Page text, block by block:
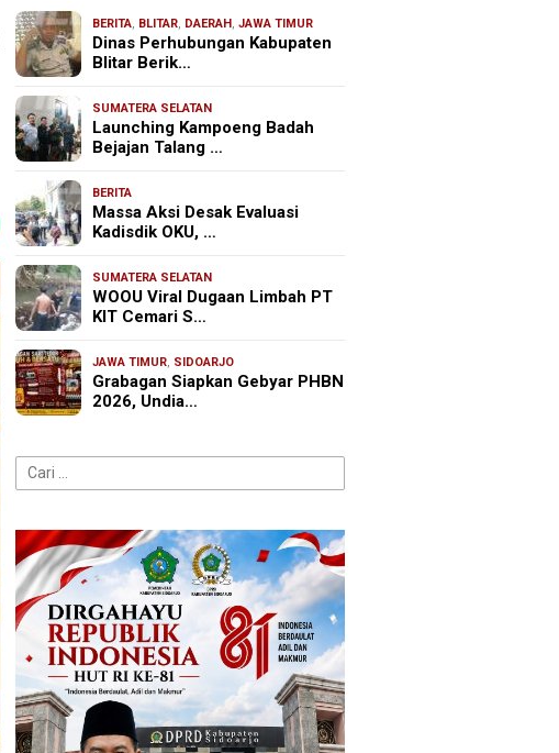
BERITA, BLITAR, DAERAH ,JAWA TIMUR
Dinas Perhubungan Kabupaten
Blitar Berik…
SUMATERA SELATAN
Launching Kampoeng Badah
Bejajan Talang …
BERITA
Massa Aksi Desak Evaluasi
Kadisdik OKU, …
SUMATERA SELATAN
WOOU Viral Dugaan Limbah PT
KIT Cemari S…
JAWA TIMUR, SIDOARJO
Grabagan Siapkan Gebyar PHBN
2026, Undia…
Cari
untuk: